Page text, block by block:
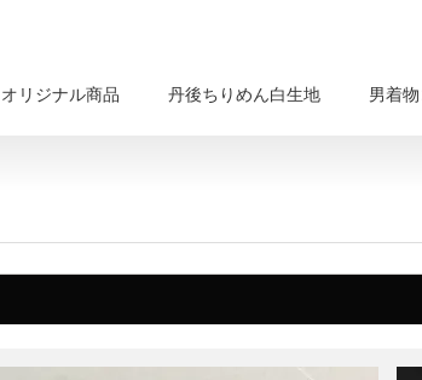
オリジナル商品 丹後ちりめん白生地 男着